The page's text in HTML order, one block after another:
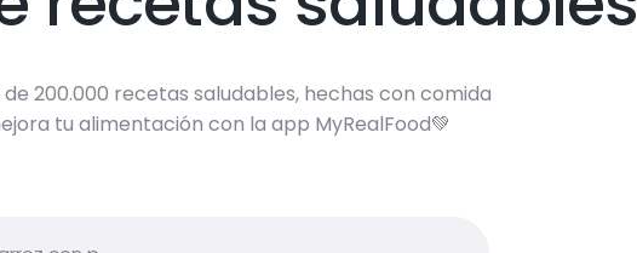
200.000 recetas saludables, hechas con comida
tu alimentación con la app MyRealFood💚